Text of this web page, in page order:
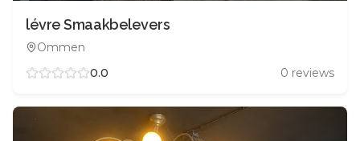
lévre Smaakbelevers
Ommen
0.0
0 reviews